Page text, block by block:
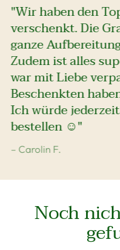
"Wir haben den
verschenkt. Die
ganze
Zudem ist alles
war mit Liebe
Beschenkten
Ich würde
bestellen ☺️"
– Carolin F.
Noch